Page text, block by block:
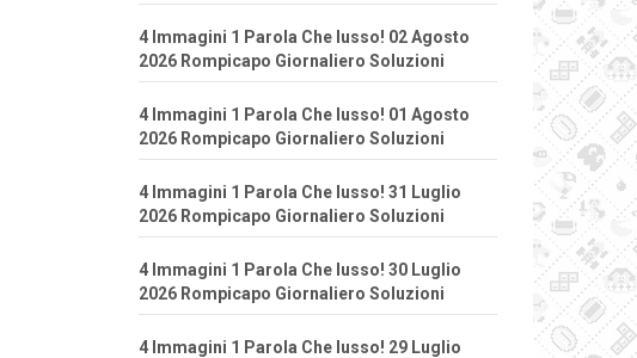
4 Immagini 1 Parola Che lusso! 02 Agosto
2026 Rompicapo Giornaliero Soluzioni
4 Immagini 1 Parola Che lusso! 01 Agosto
2026 Rompicapo Giornaliero Soluzioni
4 Immagini 1 Parola Che lusso! 31 Luglio
2026 Rompicapo Giornaliero Soluzioni
4 Immagini 1 Parola Che lusso! 30 Luglio
2026 Rompicapo Giornaliero Soluzioni
4 Immagini 1 Parola Che lusso! 29 Luglio